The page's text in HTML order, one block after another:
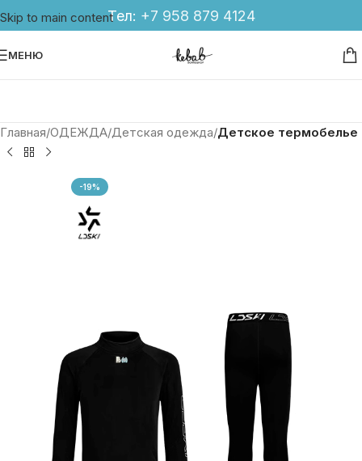
Skip to main contentТел: +7 958 879 4124
МЕНЮ
Главная ОДЕЖДА Детская одежда Детское термобелье
-19%